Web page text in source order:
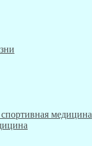
медицина